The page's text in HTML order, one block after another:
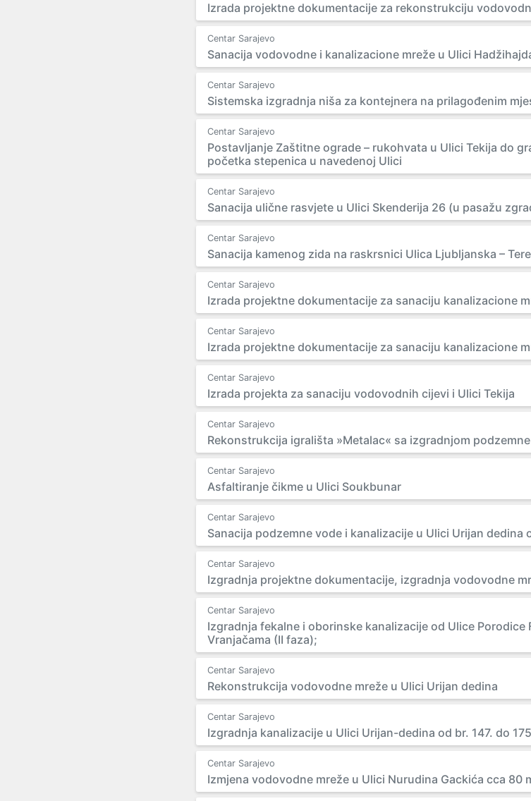
Izrada projektne dokumentacije za rekonstrukciju
Centar Sarajevo
Sanacija vodovodne i kanalizacione mreže u Ulici
Centar Sarajevo
Sistemska izgradnja niša za kontejnera na prilagođenim
Centar Sarajevo
Postavljanje Zaštitne ograde – rukohvata u Ulici Tekija do
početka stepenica u navedenoj Ulici
Centar Sarajevo
Sanacija ulične rasvjete u Ulici Skenderija 26 (u pasažu
Centar Sarajevo
Sanacija kamenog zida na raskrsnici Ulica Ljubljanska –
Centar Sarajevo
Izrada projektne dokumentacije za sanaciju kanalizacione
Centar Sarajevo
Izrada projektne dokumentacije za sanaciju kanalizacione
Centar Sarajevo
Izrada projekta za sanaciju vodovodnih cijevi i Ulici Tekija
Centar Sarajevo
Rekonstrukcija igrališta »Metalac« sa izgradnjom
Centar Sarajevo
Asfaltiranje čikme u Ulici Soukbunar
Centar Sarajevo
Sanacija podzemne vode i kanalizacije u Ulici Urijan dedina
Centar Sarajevo
Izgradnja projektne dokumentacije, izgradnja vodovodne
Centar Sarajevo
Izgradnja fekalne i oborinske kanalizacije od Ulice Porodice
Vranjačama (II faza);
Centar Sarajevo
Rekonstrukcija vodovodne mreže u Ulici Urijan dedina
Centar Sarajevo
Izgradnja kanalizacije u Ulici Urijan-dedina od br. 147. do
Centar Sarajevo
Izmjena vodovodne mreže u Ulici Nurudina Gackića cca 80